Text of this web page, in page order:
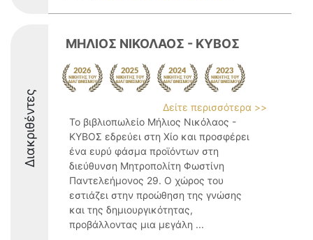
Διακριθέντες
ΜΗΛΙΟΣ ΝΙΚΟΛΑΟΣ - ΚΥΒΟΣ
Δείτε περισσότερα >>
Το βιβλιοπωλείο Μήλιος Νικόλαος -
ΚΥΒΟΣ εδρεύει στη Χίο και προσφέρει
ένα ευρύ φάσμα προϊόντων στη
διεύθυνση Μητροπολίτη Φωστίνη
Παντελεήμονος 29. Ο χώρος του
εστιάζει στην προώθηση της γνώσης
και της δημιουργικότητας,
προβάλλοντας μια μεγάλη ...